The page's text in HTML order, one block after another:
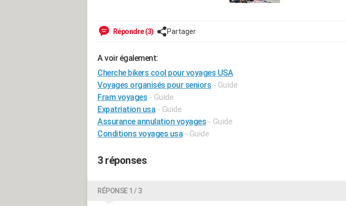
Répondre (3) Partager
A voir également:
Cherche bikers cool pour voyages USA
Voyages organisés pour seniors - Guide
Fram voyages - Guide
Expatriation usa - Guide
Assurance annulation voyages - Guide
Conditions voyages usa - Guide
3 réponses
RÉPONSE 1 / 3